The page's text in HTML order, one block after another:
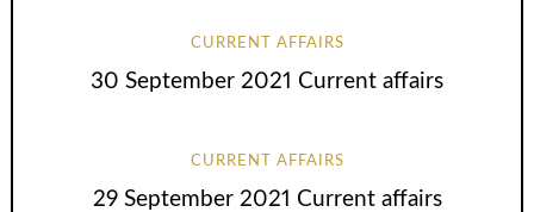
CURRENT AFFAIRS
30 September 2021 Current affairs
CURRENT AFFAIRS
29 September 2021 Current affairs